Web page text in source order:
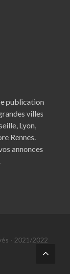
publication
villes
Lyon
Rennes
annonces
- 2021/2022